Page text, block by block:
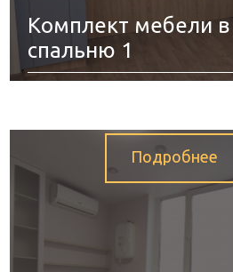
Комплект мебели в
спальню 1
Подробнее